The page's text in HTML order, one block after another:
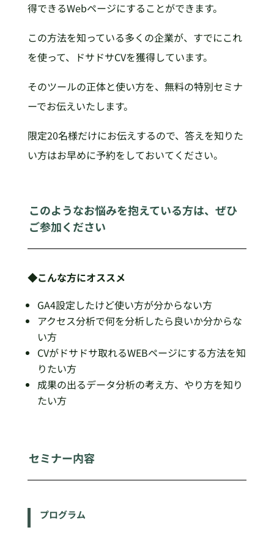
得できるWebページにすることができます。
この方法を知っている多くの企業が、すでにこれ
を使って、ドサドサCVを獲得しています。
そのツールの正体と使い方を、無料の特別セミナ
ーでお伝えいたします。
限定20名様だけにお伝えするので、答えを知りた
い方はお早めに予約をしておいてください。
このようなお悩みを抱えている方は、ぜひ
ご参加ください
◆こんな方にオススメ
GA4設定したけど使い方が分からない方
アクセス分析で何を分析したら良いか分からな
い方
CVがドサドサ取れるWEBページにする方法を知
りたい方
成果の出るデータ分析の考え方、やり方を知り
たい方
セミナー内容
プログラム